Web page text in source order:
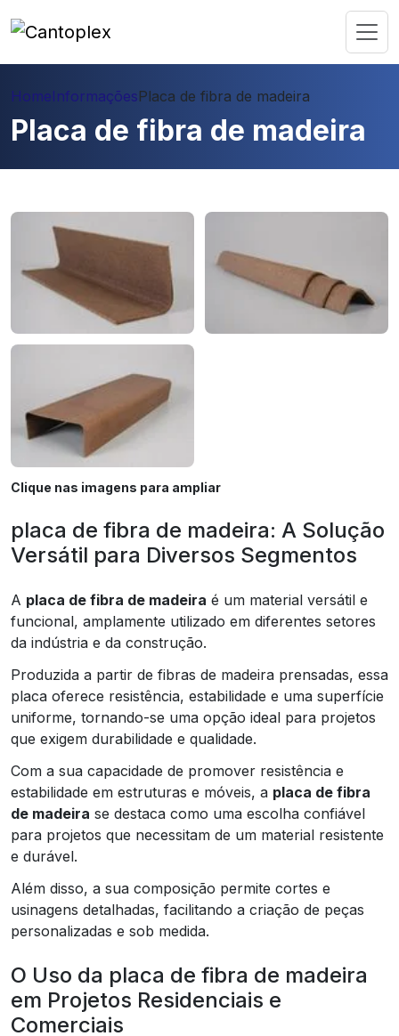
HomeInformaçõesPlaca de fibra de madeira
Placa de fibra de madeira
Clique nas imagens para ampliar
placa de fibra de madeira: A Solução
Versátil para Diversos Segmentos
A placa de fibra de madeira é um material versátil e
funcional, amplamente utilizado em diferentes setores
da indústria e da construção.
Produzida a partir de fibras de madeira prensadas, essa
placa oferece resistência, estabilidade e uma superfície
uniforme, tornando-se uma opção ideal para projetos
que exigem durabilidade e qualidade.
Com a sua capacidade de promover resistência e
estabilidade em estruturas e móveis, a placa de fibra
de madeira se destaca como uma escolha confiável
para projetos que necessitam de um material resistente
e durável.
Além disso, a sua composição permite cortes e
usinagens detalhadas, facilitando a criação de peças
personalizadas e sob medida.
O Uso da placa de fibra de madeira
em Projetos Residenciais e
Comerciais